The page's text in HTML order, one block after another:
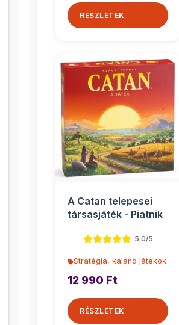
RÉSZLETEK
A Catan telepesei
társasjáték - Piatnik
5.0/5
Stratégia, kaland játékok
12 990 Ft
RÉSZLETEK